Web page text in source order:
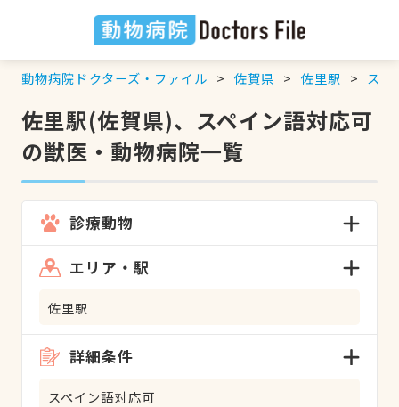
動物病院ドクターズ・ファイル 佐賀県 佐里駅 スペ
佐里駅(佐賀県)、スペイン語対応可
の獣医・動物病院一覧
診療動物
エリア・駅
佐里駅
詳細条件
スペイン語対応可